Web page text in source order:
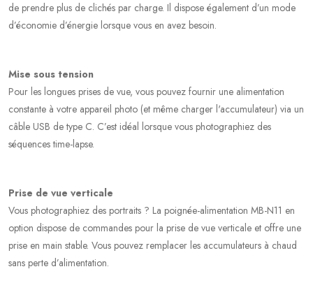
de prendre plus de clichés par charge. Il dispose également d’un mode
d’économie d’énergie lorsque vous en avez besoin.
Mise sous tension
Pour les longues prises de vue, vous pouvez fournir une alimentation
constante à votre appareil photo (et même charger l'accumulateur) via un
câble USB de type C. C’est idéal lorsque vous photographiez des
séquences time-lapse.
Prise de vue verticale
Vous photographiez des portraits ? La poignée-alimentation MB-N11 en
option dispose de commandes pour la prise de vue verticale et offre une
prise en main stable. Vous pouvez remplacer les accumulateurs à chaud
sans perte d’alimentation.